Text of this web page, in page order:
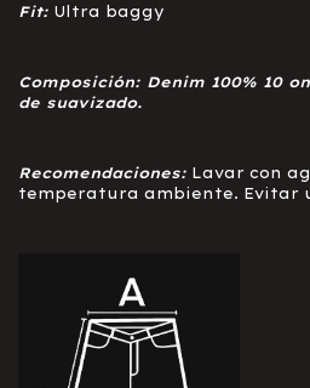
Fit: Ultra baggy
Composición: Denim 100% 10
de suavizado.
Recomendaciones: Lavar con
temperatura ambiente. Evitar